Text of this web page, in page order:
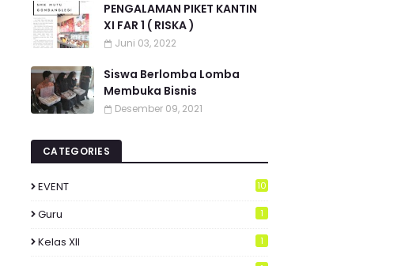
PENGALAMAN PIKET KANTIN
XI FAR 1 ( RISKA )
Juni 03, 2022
Siswa Berlomba Lomba
Membuka Bisnis
Desember 09, 2021
CATEGORIES
EVENT 10
Guru 1
Kelas XII 1